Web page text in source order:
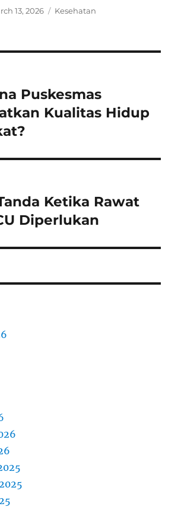
13, 2026 Categories
Kesehatan
Puskesmas
Kualitas Hidup
Ketika Rawat
Diperlukan